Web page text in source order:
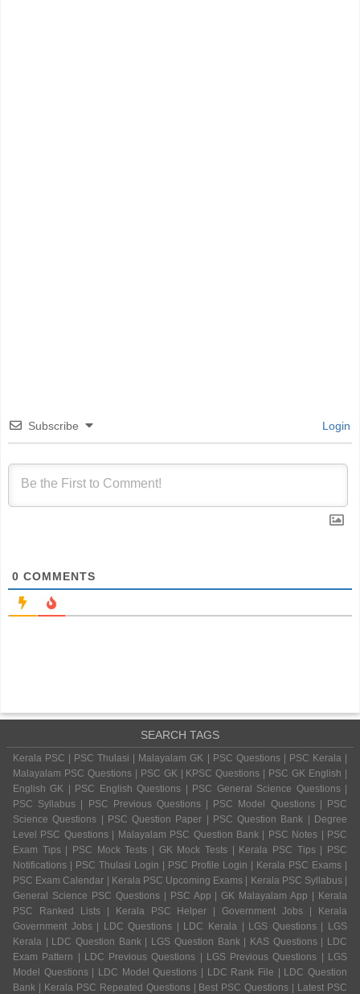
Subscribe Login
0 COMMENTS
SEARCH TAGS
Kerala PSC | PSC Thulasi | Malayalam GK | PSC Questions | PSC Kerala |
Malayalam PSC Questions | PSC GK | KPSC Questions | PSC GK English |
English GK | PSC English Questions | PSC General Science Questions |
PSC Syllabus | PSC Previous Questions | PSC Model Questions | PSC
Science Questions | PSC Question Paper | PSC Question Bank | Degree
Level PSC Questions | Malayalam PSC Question Bank | PSC Notes | PSC
Exam Tips | PSC Mock Tests | GK Mock Tests | Kerala PSC Tips | PSC
Notifications | PSC Thulasi Login | PSC Profile Login | Kerala PSC Exams |
PSC Exam Calendar | Kerala PSC Upcoming Exams | Kerala PSC Syllabus |
General Science PSC Questions | PSC App | GK Malayalam App | Kerala
PSC Ranked Lists | Kerala PSC Helper | Government Jobs | Kerala
Government Jobs | LDC Questions | LDC Kerala | LGS Questions | LGS
Kerala | LDC Question Bank | LGS Question Bank | KAS Questions | LDC
Exam Pattern | LDC Previous Questions | LGS Previous Questions | LGS
Model Questions | LDC Model Questions | LDC Rank File | LDC Question
Bank | Kerala PSC Repeated Questions | Best PSC Questions | Latest PSC